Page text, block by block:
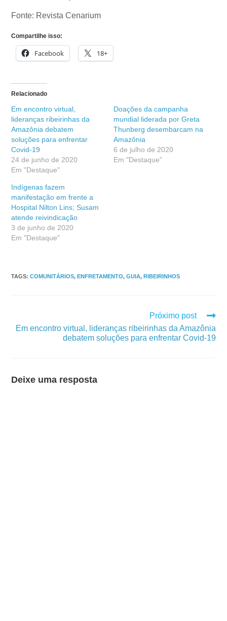
Fonte: Revista Cenarium
Compartilhe isso:
Facebook 18+
Relacionado
Em encontro virtual,
lideranças ribeirinhas da
Amazônia debatem
soluções para enfrentar
Covid-19
24 de junho de 2020
Em "Destaque"
Doações da campanha
mundial liderada por Greta
Thunberg desembarcam na
Amazônia
6 de julho de 2020
Em "Destaque"
Indígenas fazem
manifestação em frente a
Hospital Nilton Lins; Susam
atende reivindicação
3 de junho de 2020
Em "Destaque"
TAGS:COMUNITÁRIOS, ENFRETAMENTO, GUIA, RIBEIRINHOS
Próximo post
Em encontro virtual, lideranças ribeirinhas da Amazônia
debatem soluções para enfrentar Covid-19
Deixe uma resposta